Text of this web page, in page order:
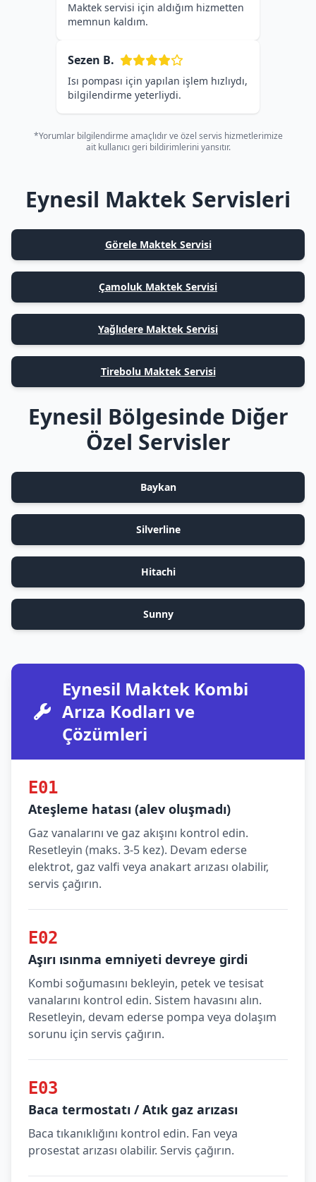
Maktek servisi için aldığım hizmetten
memnun kaldım.
Sezen B.
Isı pompası için yapılan işlem hızlıydı,
bilgilendirme yeterliydi.
*Yorumlar bilgilendirme amaçlıdır ve özel servis hizmetlerimize
ait kullanıcı geri bildirimlerini yansıtır.
Eynesil Maktek Servisleri
Görele Maktek Servisi
Çamoluk Maktek Servisi
Yağlıdere Maktek Servisi
Tirebolu Maktek Servisi
Eynesil Bölgesinde Diğer
Özel Servisler
Baykan
Silverline
Hitachi
Sunny
Eynesil Maktek Kombi
Arıza Kodları ve
Çözümleri
E01
Ateşleme hatası (alev oluşmadı)
Gaz vanalarını ve gaz akışını kontrol edin.
Resetleyin (maks. 3-5 kez). Devam ederse
elektrot, gaz valfi veya anakart arızası olabilir,
servis çağırın.
E02
Aşırı ısınma emniyeti devreye girdi
Kombi soğumasını bekleyin, petek ve tesisat
vanalarını kontrol edin. Sistem havasını alın.
Resetleyin, devam ederse pompa veya dolaşım
sorunu için servis çağırın.
E03
Baca termostatı / Atık gaz arızası
Baca tıkanıklığını kontrol edin. Fan veya
prosestat arızası olabilir. Servis çağırın.